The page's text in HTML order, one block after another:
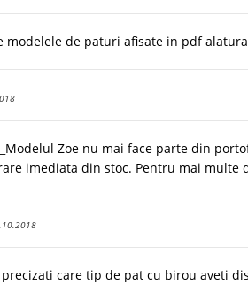
de paturi afisate in pdf
Zoe nu mai face parte din
imediata din stoc. Pentru mai
precizati care tip de pat cu birou aveti